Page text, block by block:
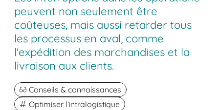
peuvent non seulement être
coûteuses, mais aussi retarder tous
les processus en aval, comme
l'expédition des marchandises et la
livraison aux clients.
Conseils & connaissances
Optimiser l’intralogistique